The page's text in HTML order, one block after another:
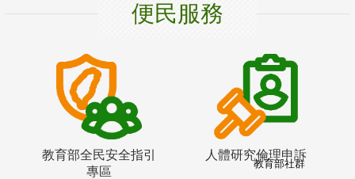
便民服務
教育部全民安全指引
專區
人體研究倫理申訴
教育部社群